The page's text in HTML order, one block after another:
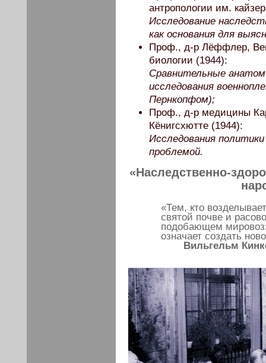
антропологии им.
Исследование
как основания для
Проф., д-р Лёффлер,
биологии (1944):
Сравнительные
исследования
Пернкопфом);
Проф., д-р медицины
Кёнигсхютте (1944):
Исследования
проблемой.
«Наследственно-
«Тем, кто
святой почве и
подобающем
означает создать
Вильгельм